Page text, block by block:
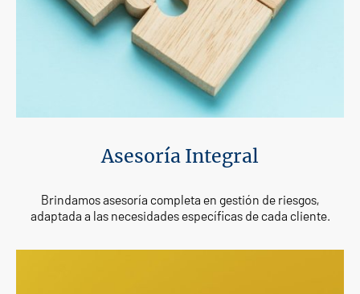
Asesoría Integral
Brindamos asesoría completa en gestión de riesgos,
adaptada a las necesidades específicas de cada cliente.